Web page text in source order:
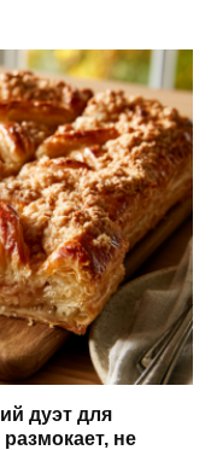
дуэт для
не